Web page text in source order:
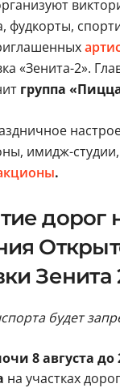
фудкорты,
«Зенита-2».
группа
имидж-
.
дорог
Зенита
будет
8 августа до
на участках